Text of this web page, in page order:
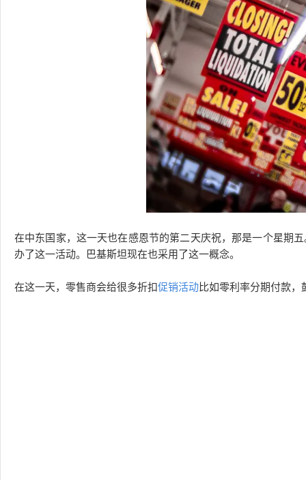
在中东国家，这一天也在感恩节的第二天庆祝，那是一个星期
办了这一活动。巴基斯坦现在也采用了这一概念。
在这一天，零售商会给很多折扣促销活动比如零利率分期付款